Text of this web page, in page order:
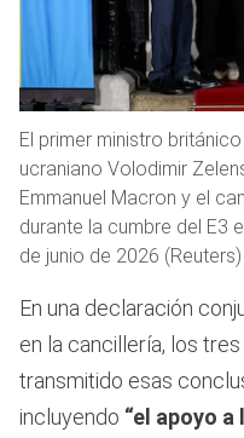
El primer ministro
ucraniano Volodimir
Emmanuel Macron y el
durante la cumbre del E3
de junio de 2026 (Reuters)
En una declaración
en la cancillería, los
transmitido esas
incluyendo “el apoyo